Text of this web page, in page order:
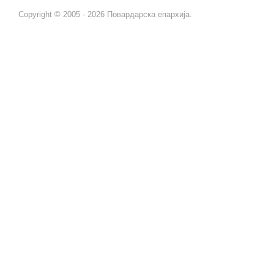
Copyright © 2005 - 2026 Повардарска епархија.